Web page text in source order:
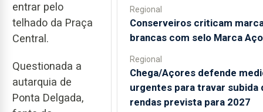
entrar pelo
telhado da Praça
Central.
Questionada a
autarquia de
Ponta Delgada,
Regional
Conserveiros criticam
brancas com selo Marca
Regional
Chega/Açores defende
urgentes para travar subida
rendas prevista para 2027